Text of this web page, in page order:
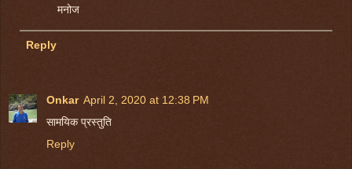
मनोज
Reply
Onkar April 2, 2020 at 12:38 PM
सामयिक प्रस्तुति
Reply